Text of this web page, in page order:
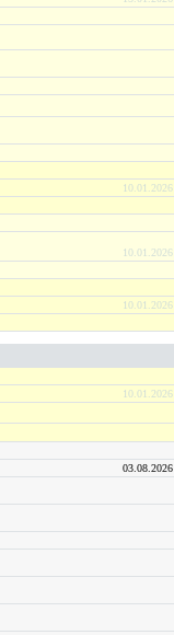
10.01.2026
10.01.2026
10.01.2026
10.01.2026
03.08.2026